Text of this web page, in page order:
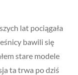
lat pociągała
bawili się
stare modele
ta trwa po dziś